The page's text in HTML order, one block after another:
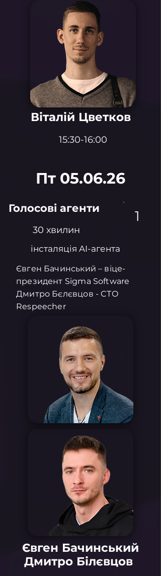
Віталій Цветков
15:30-16:00
Пт 05.06.26
Голосові агенти
30 хвилин
1
інсталяція AI-агента
Євген Бачинський – віце-
президент Sigma Software
Дмитро Бєлєвцов - CTO
Respeecher
Євген Бачинський
Дмитро Білєвцов